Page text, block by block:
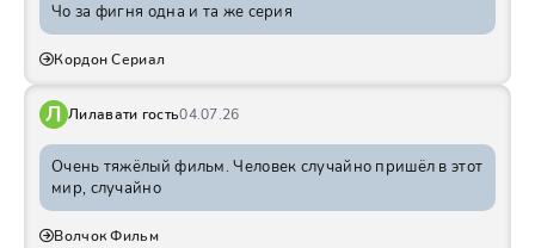
Чо за фигня одна и та же серия
Кордон Сериал
Л Лилавати гость04.07.26
Очень тяжёлый фильм. Человек случайно пришёл в этот
мир, случайно
Волчок Фильм